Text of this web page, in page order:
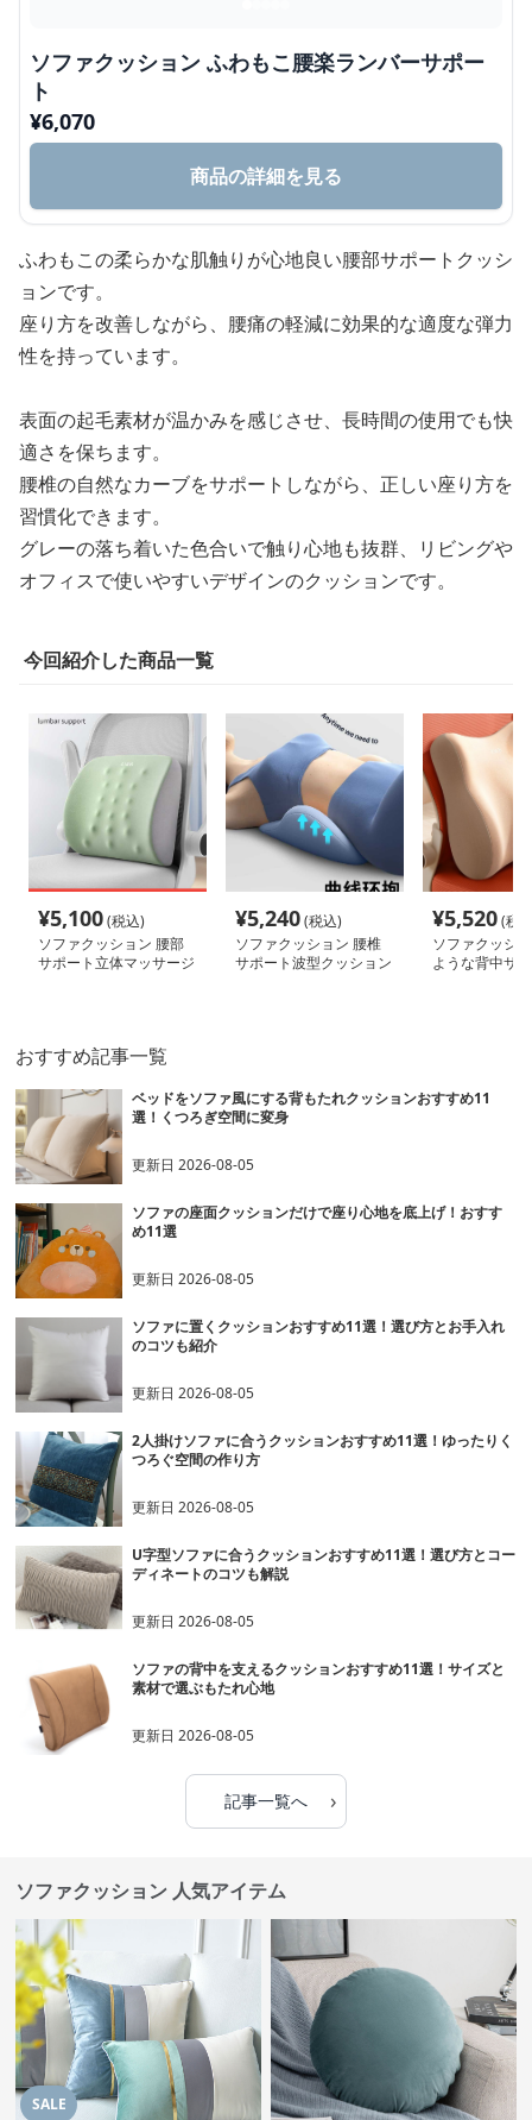
ソファクッション ふわもこ腰楽ランバーサポー
ト
¥6,070
商品の詳細を見る
ふわもこの柔らかな肌触りが心地良い腰部サポートクッシ
ョンです。
座り方を改善しながら、腰痛の軽減に効果的な適度な弾力
性を持っています。
表面の起毛素材が温かみを感じさせ、長時間の使用でも快
適さを保ちます。
腰椎の自然なカーブをサポートしながら、正しい座り方を
習慣化できます。
グレーの落ち着いた色合いで触り心地も抜群、リビングや
オフィスで使いやすいデザインのクッションです。
今回紹介した商品一覧
¥5,100(税込)
ソファクッション 腰部
サポート立体マッサージ
¥5,240(税込)
ソファクッション 腰椎
サポート波型クッション
¥5,520(税
ソファクッシ
ような背中サ
おすすめ記事一覧
ベッドをソファ風にする背もたれクッションおすすめ11
選！くつろぎ空間に変身
更新日2026-08-05
ソファの座面クッションだけで座り心地を底上げ！おすす
め11選
更新日2026-08-05
ソファに置くクッションおすすめ11選！選び方とお手入れ
のコツも紹介
更新日2026-08-05
2人掛けソファに合うクッションおすすめ11選！ゆったりく
つろぐ空間の作り方
更新日2026-08-05
U字型ソファに合うクッションおすすめ11選！選び方とコー
ディネートのコツも解説
更新日2026-08-05
ソファの背中を支えるクッションおすすめ11選！サイズと
素材で選ぶもたれ心地
更新日2026-08-05
記事一覧へ ›
ソファクッション 人気アイテム
SALE